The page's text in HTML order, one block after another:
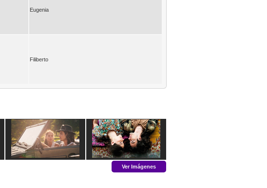
Eugenia
Filiberto
Ver Imágenes